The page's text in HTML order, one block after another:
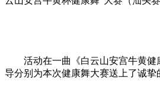
活动在一曲《白云山安宫牛黄
导分别为本次健康舞大赛送上了诚挚